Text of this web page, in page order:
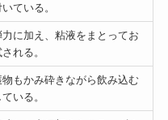
ている。
に加え、粘液をまとってお
れる。
もかみ砕きながら飲み込む
いる。